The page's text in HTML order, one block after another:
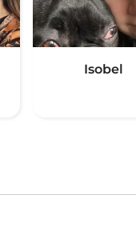
Isobel